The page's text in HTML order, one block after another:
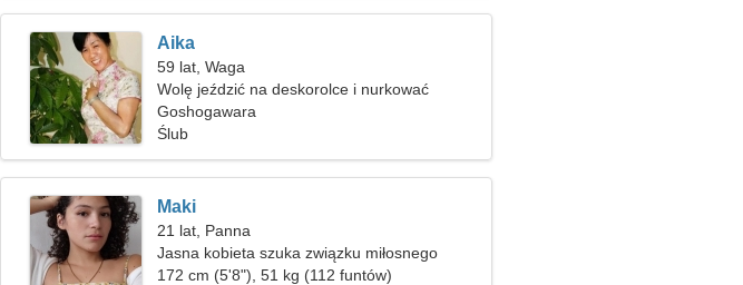
Aika
59 lat, Waga
Wolę jeździć na deskorolce i nurkować
Goshogawara
Ślub
Maki
21 lat, Panna
Jasna kobieta szuka związku miłosnego
172 cm (5'8"), 51 kg (112 funtów)